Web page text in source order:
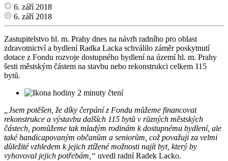
6. září 2018
6. září 2018
Zastupitelstvo hl. m. Prahy dnes na návrh radního pro oblast
zdravotnictví a bydlení Radka Lacka schválilo záměr poskytnutí
dotace z Fondu rozvoje dostupného bydlení na území hl. m. Prahy
šesti městským částem na stavbu nebo rekonstrukci celkem 115
bytů.
2 minuty čtení
„Jsem potěšen, že díky čerpání z Fondu můžeme financovat
rekonstrukce a výstavbu dalších 115 bytů v různých městských
částech, pomůžeme tak mladým rodinám k dostupnému bydlení, ale
také handicapovaným občanům a seniorům, což považuji za velmi
důležité vzhledem k jejich ztížené možnosti najít byt, který by
vyhovoval jejich potřebám,“ uvedl radní Radek Lacko.